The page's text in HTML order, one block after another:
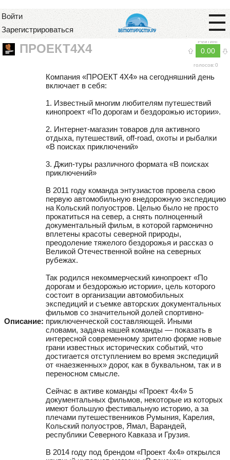
Войти
Зарегистрироваться
Рейтинг
0.00
голосов: 0
ПРОЕКТ4Х4
Описание:
Компания «ПРОЕКТ 4Х4» на сегодняшний день
включает в себя:
1. Известный многим любителям путешествий
кинопроект «По дорогам и бездорожью истории».
2. Интернет-магазин товаров для активного
отдыха, путешествий, off-road, охоты и рыбалки
«В поисках приключений»
3. Джип-туры различного формата «В поисках
приключений»
В 2011 году команда энтузиастов провела свою
первую автомобильную внедорожную экспедицию
на Кольский полуостров. Целью было не просто
прокатиться на север, а снять полноценный
документальный фильм, в которой гармонично
вплетены красоты северной природы,
преодоление тяжелого бездорожья и рассказ о
Великой Отечественной войне на северных
рубежах.
Так родился некоммерческий кинопроект «По
дорогам и бездорожью истории», цель которого
состоит в организации автомобильных
экспедиций и съемке авторских документальных
фильмов со значительной долей спортивно-
приключенческой составляющей. Иными
словами, задача нашей команды — показать в
интересной современному зрителю форме новые
грани известных исторических событий, что
достигается отступлением во время экспедиций
от «наезженных» дорог, как в буквальном, так и в
переносном смысле.
Сейчас в активе команды «Проект 4х4» 5
документальных фильмов, некоторые из которых
имеют большую фестивальную историю, а за
плечами путешественников Румыния, Карелия,
Кольский полуостров, Ямал, Варандей,
республики Северного Кавказа и Грузия.
В 2014 году под брендом «Проект 4х4» открылся